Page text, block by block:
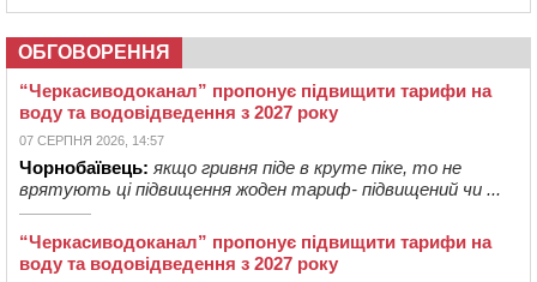
ОБГОВОРЕННЯ
“Черкасиводоканал” пропонує підвищити тарифи на
воду та водовідведення з 2027 року
07 СЕРПНЯ 2026, 14:57
Чорнобаївець: якщо гривня піде в круте піке, то не
врятують ці підвищення жоден тариф- підвищений чи ...
“Черкасиводоканал” пропонує підвищити тарифи на
воду та водовідведення з 2027 року